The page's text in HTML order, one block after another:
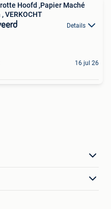
Hoofd ,Papier Maché
VERKOCHT
Details
16 jul 26